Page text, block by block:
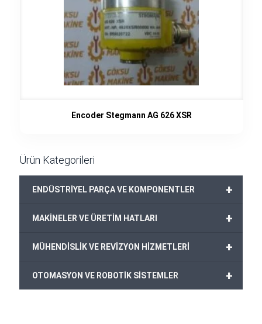
Encoder Stegmann AG 626 XSR
Ürün Kategorileri
+
ENDÜSTRİYEL PARÇA VE KOMPONENTLER
+
MAKİNELER VE ÜRETİM HATLARI
+
MÜHENDİSLİK VE REVİZYON HİZMETLERİ
+
OTOMASYON VE ROBOTİK SİSTEMLER